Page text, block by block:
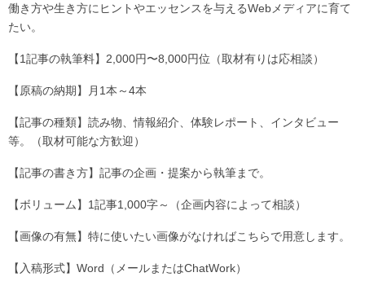
働き方や生き方にヒントやエッセンスを与えるWebメディアに育て
たい。
【1記事の執筆料】2,000円〜8,000円位（取材有りは応相談）
【原稿の納期】月1本～4本
【記事の種類】読み物、情報紹介、体験レポート、インタビュー
等。（取材可能な方歓迎）
【記事の書き方】記事の企画・提案から執筆まで。
【ボリューム】1記事1,000字～（企画内容によって相談）
【画像の有無】特に使いたい画像がなければこちらで用意します。
【入稿形式】Word（メールまたはChatWork）